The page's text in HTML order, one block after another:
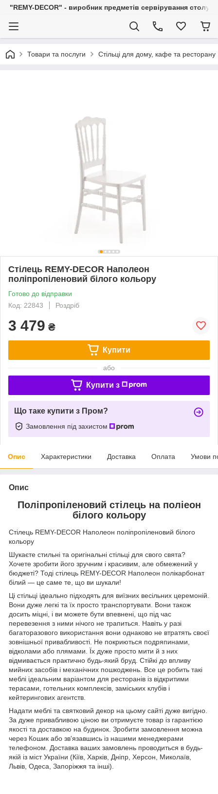
"REMY-DECOR" - виробник предметів сервірування
Товари та послуги Стільці для дому, кафе та ресторану
Стілець REMY-DECOR Наполеон
поліпропіленовий білого кольору
Готово до відправки
Код: 22843
Роздріб
3 479 ₴
Купити
або
Купити з
Що таке купити з Пром?
Замовлення під захистом
Опис Характеристики Доставка Оплата Умови
Опис
Поліпропіленовий стілець на поліеон
білого кольору
Стілець REMY-DECOR Наполеон поліпропіленовий білого
кольору
Шукаєте стильні та оригінальні стільці для свого свята?
Хочете зробити його зручним і красивим, але обмежений у
бюджеті? Тоді стілець REMY-DECOR Наполеон полікарбонат
білий — це саме те, що ви шукали!
Ці стільці ідеально підходять для виїзних весільних церемоній.
Вони дуже легкі та їх просто транспортувати. Вони також
досить міцні, і ви можете бути впевнені, що під час
перевезення з ними нічого не трапиться. Навіть у разі
багаторазового використання вони однаково не втратять своєї
зовнішньої привабливості. Не покриються подряпинами,
відколами або плямами. Їх дуже просто мити й з них
відмивається практично будь-який бруд. Стійкі до впливу
мийних засобів і механічних пошкоджень. Все це робить такі
меблі ідеальним варіантом для ресторанів із відкритими
терасами, готельних комплексів, заміських клубів і
кейтерингових агентств.
Надати меблі та святковий декор на цьому сайті дуже вигідно.
За дуже привабливою ціною ви отримуєте товар із гарантією
якості та доставкою на будинок. Зробити замовлення можна
через Кошик або зв'язавшись із нашими менеджерами
телефоном. Доставка ваших замовлень проводиться в будь-
якій із міст України (Кіїв, Харків, Дніпр, Херсон, Миколаїв,
Львів, Одеса, Запоріжжя та інші).